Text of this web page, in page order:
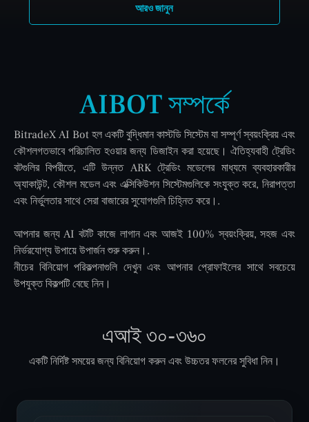
আরও জানুন
AIBOT সম্পর্কে
BitradeX AI Bot হল একটি বুদ্ধিমান কাস্টডি সিস্টেম যা সম্পূর্ণ স্বয়ংক্রিয় এবং
কৌশলগতভাবে পরিচালিত হওয়ার জন্য ডিজাইন করা হয়েছে। ঐতিহ্যবাহী ট্রেডিং
বটগুলির বিপরীতে, এটি উন্নত ARK ট্রেডিং মডেলের মাধ্যমে ব্যবহারকারীর
অ্যাকাউন্ট, কৌশল মডেল এবং এক্সিকিউশন সিস্টেমগুলিকে সংযুক্ত করে, নিরাপত্তা
এবং নির্ভুলতার সাথে সেরা বাজারের সুযোগগুলি চিহ্নিত করে।.
আপনার জন্য AI বটটি কাজে লাগান এবং আজই 100% স্বয়ংক্রিয়, সহজ এবং
নির্ভরযোগ্য উপায়ে উপার্জন শুরু করুন।.
নীচের বিনিয়োগ পরিকল্পনাগুলি দেখুন এবং আপনার প্রোফাইলের সাথে সবচেয়ে
উপযুক্ত বিকল্পটি বেছে নিন।
এআই ৩০-৩৬০
একটি নির্দিষ্ট সময়ের জন্য বিনিয়োগ করুন এবং উচ্চতর ফলনের সুবিধা নিন।